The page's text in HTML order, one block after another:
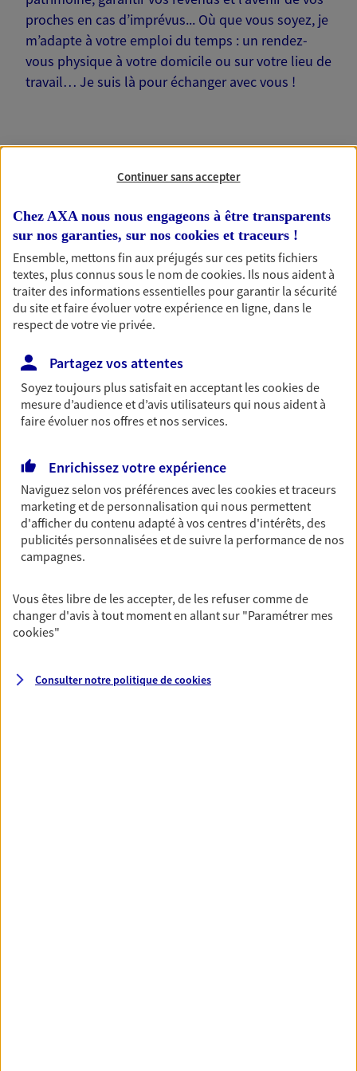
proches en cas d’imprévus... Où que vous soyez, je
m’adapte à votre emploi du temps : un rendez-
vous physique à votre domicile ou sur votre lieu de
travail… Je suis là pour échanger avec vous !
Nos offres phares
Épargne
Réalisez vos projets grâce à votre épargne : achat
immobilier, études des enfants ou voyage autour
du monde… Épargnez à votre rythme et
simplement, selon votre profil.
Retraite
Préparez sereinement ce nouveau chapitre de
votre vie avec les conseils d'un expert. Découvrez
Santé
Couvrez vos dépenses de santé ainsi que celles de
votre famille avec la complémentaire santé qui
vous ressemble.
Prévoyance
Pour un avenir serein, assurez-vous avec notre
garanties incapacité temporaire totale de travail,
Continuer sans accepter
Chez AXA nous nous engageons à être transparents
sur nos garanties, sur nos cookies et traceurs !
Ensemble, mettons fin aux préjugés sur ces petits fichiers
textes, plus connus sous le nom decookies. Ils nous aident à
traiter des informations essentielles pour garantir la sécurité
du site et faire évoluer votre expérience en ligne, dans le
respect de votre vie privée.
Partagez vos attentes
Soyez toujours plus satisfait en acceptant lescookiesde
mesure d’audience et d’avis utilisateurs qui nous aident à
faire évoluer nos offres et nos services.
Enrichissez votre expérience
Naviguez selon vos préférences avec lescookies et traceurs
marketing et de personnalisation qui nous permettent
d'afficher du contenu adapté à vos centres d'intérêts, des
publicités personnalisées et de suivre la performance de nos
campagnes.
Vous êtes libre de les accepter, de les refuser comme de
changer d'avis à tout moment en allant sur "Paramétrer mes
cookies"
Consulter notre politique decookies